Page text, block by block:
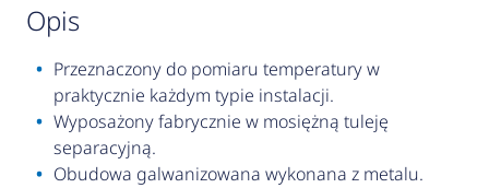
opis
Przeznaczony do pomiaru temperatury w
praktycznie każdym typie instalacji.
Wyposażony fabrycznie w mosiężną tuleję
separacyjną.
Obudowa galwanizowana wykonana z metalu.